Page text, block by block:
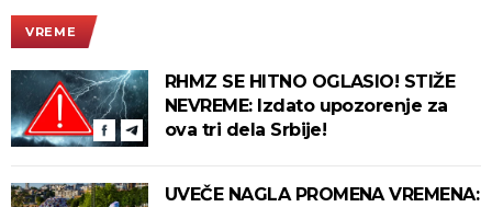
VREME
RHMZ SE HITNO OGLASIO! STIŽE
NEVREME: Izdato upozorenje za
ova tri dela Srbije!
UVEČE NAGLA PROMENA VREMENA: